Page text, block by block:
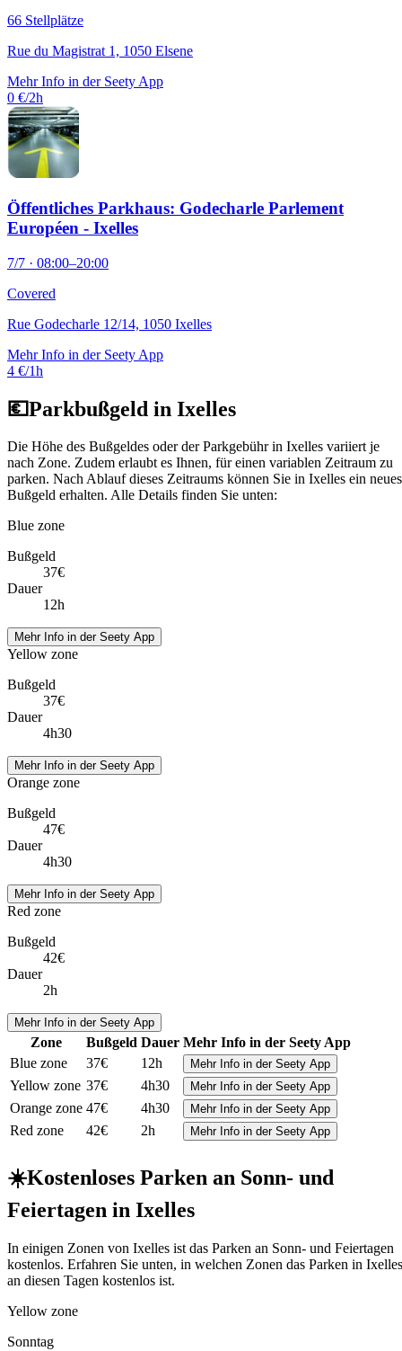
66 Stellplätze
Rue du Magistrat 1, 1050 Elsene
Mehr Info in der Seety App
0 €/2h
Öffentliches Parkhaus: Godecharle Parlement
Européen - Ixelles
7/7 · 08:00–20:00
Covered
Rue Godecharle 12/14, 1050 Ixelles
Mehr Info in der Seety App
4 €/1h
💶Parkbußgeld in Ixelles
Die Höhe des Bußgeldes oder der Parkgebühr in Ixelles variiert je
nach Zone. Zudem erlaubt es Ihnen, für einen variablen Zeitraum zu
parken. Nach Ablauf dieses Zeitraums können Sie in Ixelles ein neues
Bußgeld erhalten. Alle Details finden Sie unten:
Blue zone
Bußgeld
37€
Dauer
12h
Mehr Info in der Seety App
Yellow zone
Bußgeld
37€
Dauer
4h30
Mehr Info in der Seety App
Orange zone
Bußgeld
47€
Dauer
4h30
Mehr Info in der Seety App
Red zone
Bußgeld
42€
Dauer
2h
Mehr Info in der Seety App
Zone Bußgeld Dauer Mehr Info in der Seety App
Blue zone
37€ 12h Mehr Info in der Seety App
Yellow zone 37€ 4h30 Mehr Info in der Seety App
Orange zone 47€ 4h30 Mehr Info in der Seety App
Red zone 42€ 2h Mehr Info in der Seety App
☀️Kostenloses Parken an Sonn- und
Feiertagen in Ixelles
In einigen Zonen von Ixelles ist das Parken an Sonn- und Feiertagen
kostenlos. Erfahren Sie unten, in welchen Zonen das Parken in Ixelles
an diesen Tagen kostenlos ist.
Yellow zone
Sonntag